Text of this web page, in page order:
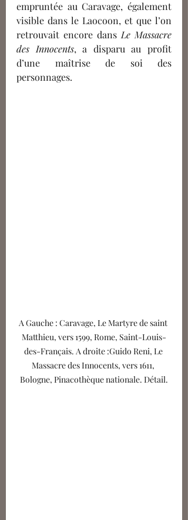
empruntée au Caravage, également
visible dans le Laocoon, et que l’on
retrouvait encore dans Le Massacre
des Innocents, a disparu au profit
d’une maîtrise de soi des
personnages.
A Gauche : Caravage, Le Martyre de saint
Matthieu, vers 1599, Rome, Saint-Louis-
des-Français. A droite :Guido Reni, Le
Massacre des Innocents, vers 1611,
Bologne, Pinacothèque nationale. Détail.